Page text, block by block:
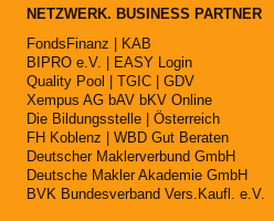
NETZWERK. BUSINESS PARTNER
FondsFinanz | KAB
BIPRO e.V. | EASY Login
Quality Pool | TGIC | GDV
Xempus AG bAV bKV Online
Die Bildungsstelle | Österreich
FH Koblenz | WBD Gut Beraten
Deutscher Maklerverbund GmbH
Deutsche Makler Akademie GmbH
BVK Bundesverband Vers.Kaufl. e.V.